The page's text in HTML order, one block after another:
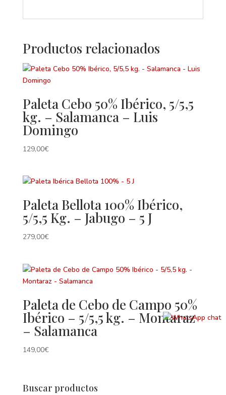
Productos relacionados
Paleta Cebo 50% Ibérico, 5/5,5
kg. – Salamanca – Luis
Domingo
129,00€
Paleta Bellota 100% Ibérico,
5/5,5 Kg. – Jabugo – 5 J
279,00€
Paleta de Cebo de Campo 50%
Ibérico – 5/5,5 kg. – Montaraz
– Salamanca
149,00€
Buscar productos